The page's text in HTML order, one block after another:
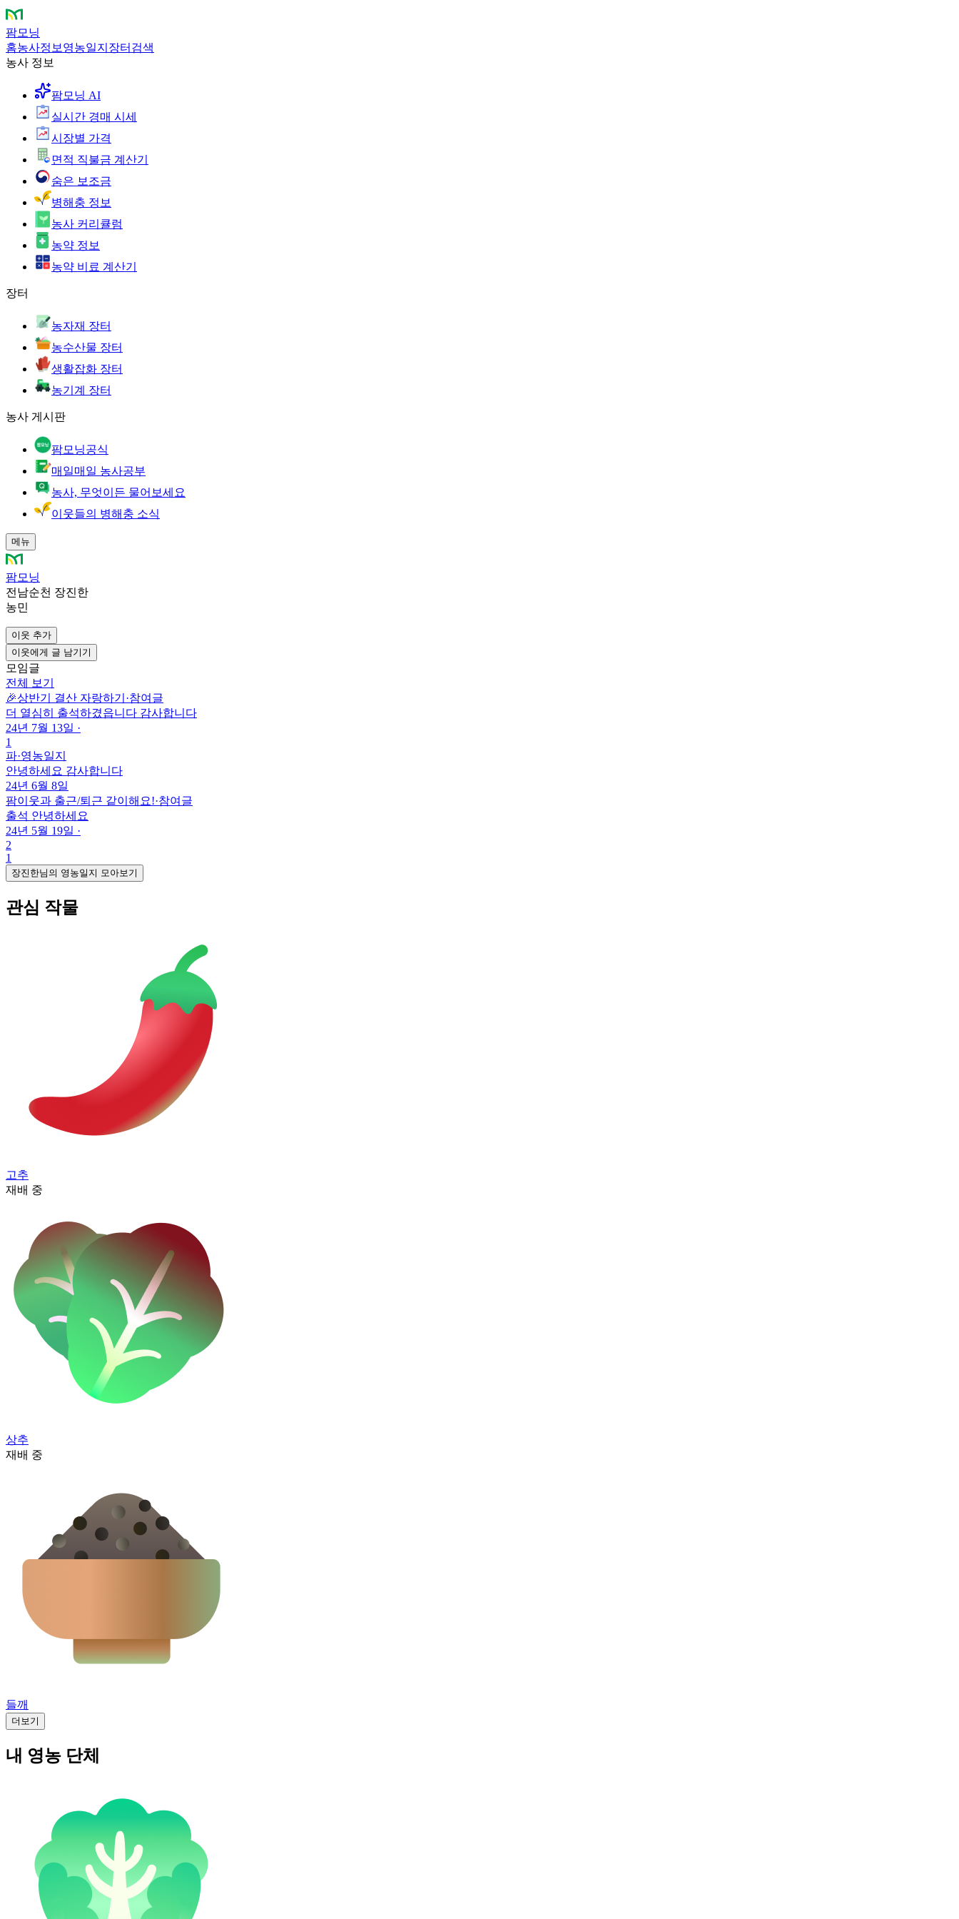
팜모닝
홈농사정보 영농일지 장터 검색
농사 정보
팜모닝 AI
실시간 경매 시세
시장별 가격
면적 직불금 계산기
숨은 보조금
병해충 정보
농사 커리큘럼
농약 정보
농약 비료 계산기
장터
농자재 장터
농수산물 장터
생활잡화 장터
농기계 장터
농사 게시판
팜모닝공식
매일매일 농사공부
농사, 무엇이든 물어보세요
이웃들의 병해충 소식
메뉴
팜모닝
전남순천 장진한
농민
이웃 추가
이웃에게 글 남기기
모임글
전체 보기
🎉상반기 결산 자랑하기 ·참여글
더 열심히 출석하겼읍니다 감사합니다
24년 7월 13일 ·
1
파·영농일지
안녕하세요 감사합니다
24년 6월 8일
팜이웃과 출근/퇴근 같이해요!·참여글
출석 안녕하세요
24년 5월 19일 ·
2
1
장진한님의 영농일지 모아보기
관심 작물
고추
재배 중
상추
재배 중
들깨
더보기
내 영농 단체